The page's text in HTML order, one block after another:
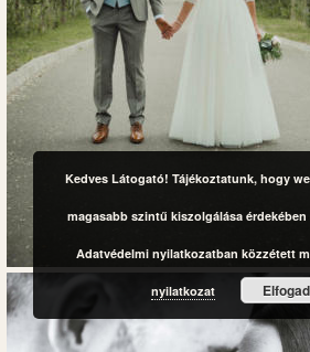
Kedves Látogató! Tájékoztatunk, hogy
magasabb szintű kiszolgálása
Adatvédelmi nyilatkozatban közzétett
nyilatkozat